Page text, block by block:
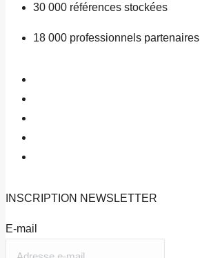
30 000 références stockées
18 000 professionnels partenaires
INSCRIPTION NEWSLETTER
E-mail